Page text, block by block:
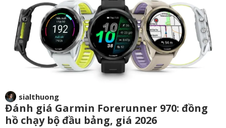
sialthuong
Đánh giá Garmin Forerunner 970: đồng
hồ chạy bộ đầu bảng, giá 2026